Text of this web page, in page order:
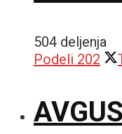
504 deljenja
Podeli 202